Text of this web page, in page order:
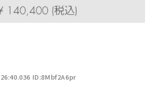
ID:8Mbf2A6pr